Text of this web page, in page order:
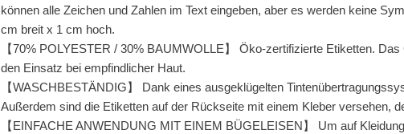
können alle Zeichen und Zahlen im Text eingeben, aber es werden keine
cm breit x 1 cm hoch.
【70% POLYESTER / 30% BAUMWOLLE】 Öko-zertifizierte Etiketten.
den Einsatz bei empfindlicher Haut.
【WASCHBESTÄNDIG】 Dank eines ausgeklügelten
Außerdem sind die Etiketten auf der Rückseite mit einem Kleber versehen,
【EINFACHE ANWENDUNG MIT EINEM BÜGELEISEN】 Um auf